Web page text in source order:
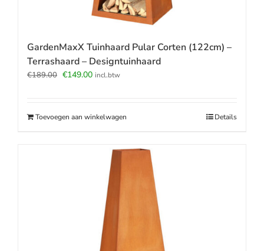
GardenMaxX Tuinhaard Pular Corten (122cm) –
Terrashaard – Designtuinhaard
€189.00 Oorspronkelijke
€189.00.
€149.00Huidige
€149.00.
incl.btw
Toevoegen aan winkelwagen Details